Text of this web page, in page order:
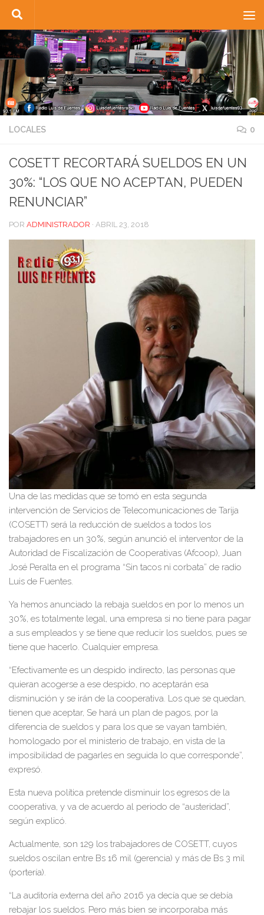
Saltar al contenido
LOCALES 0
COSETT RECORTARÁ SUELDOS EN UN
30%: “LOS QUE NO ACEPTAN, PUEDEN
RENUNCIAR”
POR ADMINISTRADOR · ABRIL 23, 2018
Una de las medidas que se tomó en esta segunda
intervención de Servicios de Telecomunicaciones de Tarija
(COSETT) será la reducción de sueldos a todos los
trabajadores en un 30%, según anunció el interventor de la
Autoridad de Fiscalización de Cooperativas (Afcoop), Juan
José Peralta en el programa “Sin tacos ni corbata” de radio
Luis de Fuentes.
Ya hemos anunciado la rebaja sueldos en por lo menos un
30%, es totalmente legal, una empresa si no tiene para pagar
a sus empleados y se tiene que reducir los sueldos, pues se
tiene que hacerlo. Cualquier empresa.
“Efectivamente es un despido indirecto, las personas que
quieran acogerse a ese despido, no aceptarán esa
disminución y se irán de la cooperativa. Los que se quedan,
tienen que aceptar, Se hará un plan de pagos, por la
diferencia de sueldos y para los que se vayan también,
homologado por el ministerio de trabajo, en vista de la
imposibilidad de pagarles en seguida lo que corresponde”,
expresó.
Esta nueva política pretende disminuir los egresos de la
cooperativa, y va de acuerdo al periodo de “austeridad”,
según explicó.
Actualmente, son 129 los trabajadores de COSETT, cuyos
sueldos oscilan entre Bs 16 mil (gerencia) y más de Bs 3 mil
(portería).
“La auditoría externa del año 2016 ya decía que se debía
rebajar los sueldos. Pero más bien se incorporaba más